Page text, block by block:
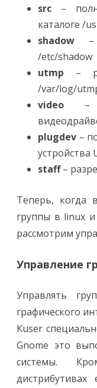
src –
каталоге /
shadow –
/etc/shadow
utmp –
/var/log/
video –
plugdev –
устройства
staff–
Теперь, когда
группы в linux
рассмотрим
Управление
Управлять
графического
Kuser
Gnome это
системы.